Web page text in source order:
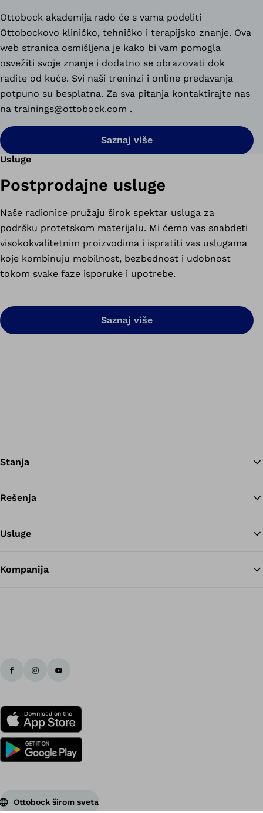
Ottobock akademija rado će s vama podeliti
Ottobockovo kliničko, tehničko i terapijsko znanje. Ova
web stranica osmišljena je kako bi vam pomogla
osvežiti svoje znanje i dodatno se obrazovati dok
radite od kuće. Svi naši treninzi i online predavanja
potpuno su besplatna. Za sva pitanja kontaktirajte nas
na trainings@ottobock.com .
Saznaj više
Usluge
Postprodajne usluge
Naše radionice pružaju širok spektar usluga za
podršku protetskom materijalu. Mi ćemo vas snabdeti
visokokvalitetnim proizvodima i ispratiti vas uslugama
koje kombinuju mobilnost, bezbednost i udobnost
tokom svake faze isporuke i upotrebe.
Saznaj više
Stanja
Rešenja
Usluge
Kompanija
Ottobock širom sveta